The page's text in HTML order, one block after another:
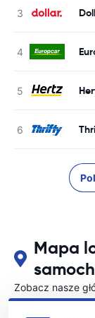
Mapa
Zobacz nasze
Szeged